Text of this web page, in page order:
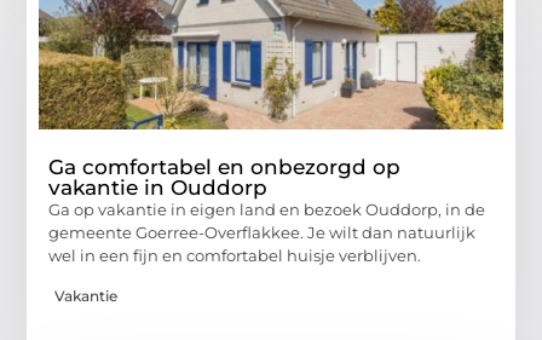
Ga comfortabel en onbezorgd op
vakantie in Ouddorp
Ga op vakantie in eigen land en bezoek Ouddorp, in de
gemeente Goerree-Overflakkee. Je wilt dan natuurlijk
wel in een fijn en comfortabel huisje verblijven.
Vakantie